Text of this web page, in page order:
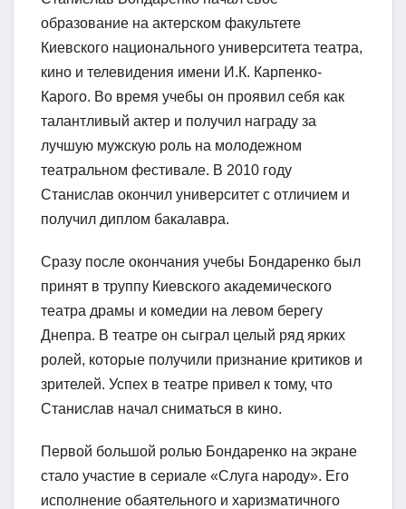
образование на актерском факультете
Киевского национального университета театра,
кино и телевидения имени И.К. Карпенко-
Карого. Во время учебы он проявил себя как
талантливый актер и получил награду за
лучшую мужскую роль на молодежном
театральном фестивале. В 2010 году
Станислав окончил университет с отличием и
получил диплом бакалавра.
Сразу после окончания учебы Бондаренко был
принят в труппу Киевского академического
театра драмы и комедии на левом берегу
Днепра. В театре он сыграл целый ряд ярких
ролей, которые получили признание критиков и
зрителей. Успех в театре привел к тому, что
Станислав начал сниматься в кино.
Первой большой ролью Бондаренко на экране
стало участие в сериале «Слуга народу». Его
исполнение обаятельного и харизматичного